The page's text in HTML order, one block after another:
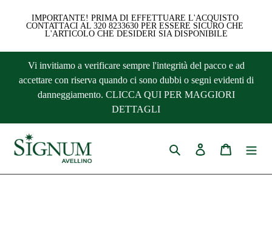
IMPORTANTE! PRIMA DI EFFETTUARE L'ACQUISTO
CONTATTACI AL 320 8233630 PER ESSERE SICURO CHE
L'ARTICOLO CHE DESIDERI SIA DISPONIBILE
direttamente
Vi invitiamo a verificare sempre l'integrità del pacco e ad
accettare con riserva quando ci sono dubbi o segni evidenti di
danneggiamento. CLICCA QUI PER MAGGIORI
DETTAGLI
Cerca Accedi Carrello